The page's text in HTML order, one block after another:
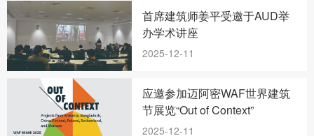
首席建筑师姜平受邀于AUD举
办学术讲座
2025-12-11
应邀参加迈阿密WAF世界建筑
节展览“Out of Context”
2025-12-11